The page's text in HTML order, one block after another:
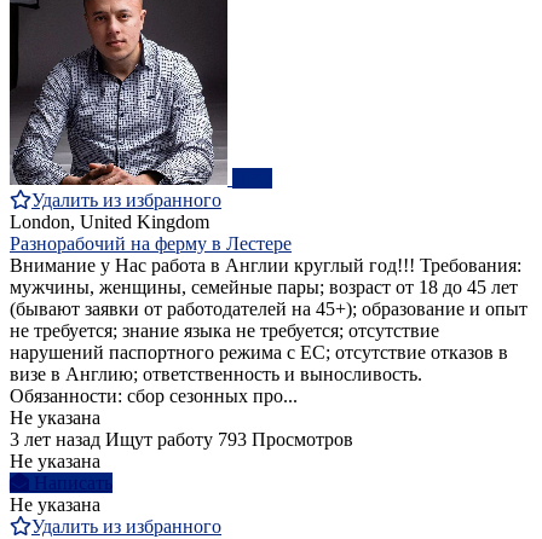
Удалить из избранного
London, United Kingdom
Разнорабочий на ферму в Лестере
Внимание у Нас работа в Англии круглый год!!! Требования:
мужчины, женщины, семейные пары; возраст от 18 до 45 лет
(бывают заявки от работодателей на 45+); образование и опыт
не требуется; знание языка не требуется; отсутствие
нарушений паспортного режима с ЕС; отсутствие отказов в
визе в Англию; ответственность и выносливость.
Обязанности: сбор сезонных про...
Не указана
3 лет назад Ищут работу 793 Просмотров
Не указана
Написать
Не указана
Удалить из избранного